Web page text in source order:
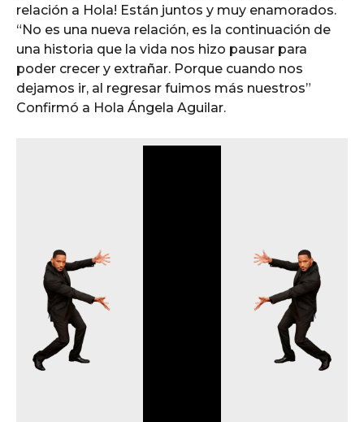
relación a Hola! Están juntos y muy enamorados.
“No es una nueva relación, es la continuación de
una historia que la vida nos hizo pausar para
poder crecer y extrañar. Porque cuando nos
dejamos ir, al regresar fuimos más nuestros”
Confirmó a Hola Ángela Aguilar.